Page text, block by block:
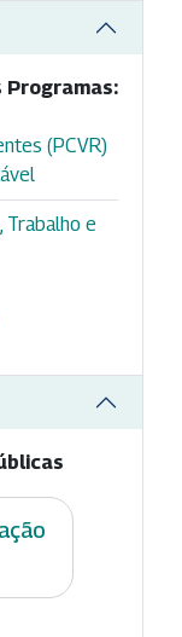
Programas:
(PCVR)
Trabalho e